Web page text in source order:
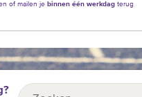
of mailen je binnen één werkdagterug